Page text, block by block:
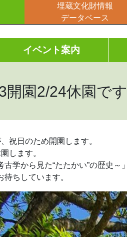
埋蔵文化財情報
データベース
イベント案内
開園2/24休園です
祝日のため開園します。
します。
学から見た“たたかい”の歴史～
ちしています。